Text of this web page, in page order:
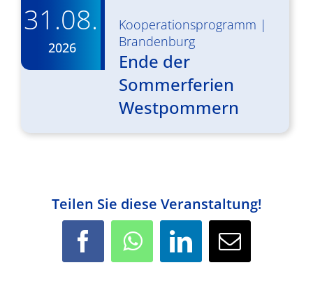
31.08.
2026
Kooperationsprogramm |
Brandenburg
Ende der
Sommerferien
Westpommern
Teilen Sie diese Veranstaltung!
Facebook WhatsApp LinkedIn
E-